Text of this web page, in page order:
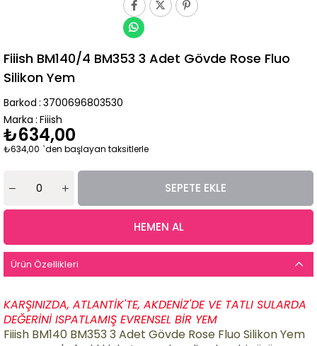
Fiiish BM140/4 BM353 3 Adet Gövde Rose Fluo
Silikon Yem
Barkod : 3700696803530
Marka : Fiiish
₺634,00
₺634,00 `den başlayan taksitlerle
Ürün Özellikleri
KARŞINIZDA, ATLANTİK'TE, AKDENİZ'DE VE TATLI SULARDA
DEĞERİNİ ISPATLAMIŞ EVRENSEL BİR YEM
Fiiish BM140 BM353 3 Adet Gövde Rose Fluo Silikon Yem